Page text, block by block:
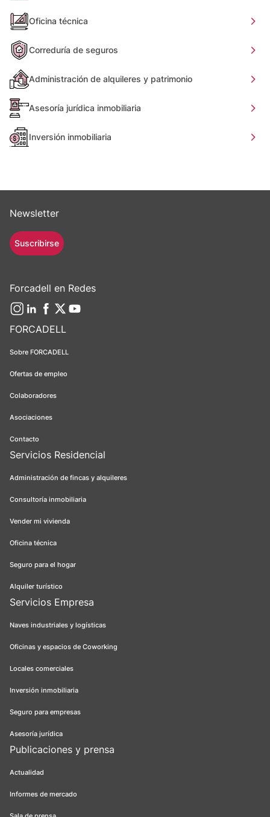
Oficina técnica
Correduría de seguros
Administración de alquileres y patrimonio
Asesoría jurídica inmobiliaria
Inversión inmobiliaria
FORCADELL
Sobre FORCADELL
Ofertas de empleo
Colaboradores
Asociaciones
Contacto
Servicios Residencial
Administración de fincas y alquileres
Consultoría inmobiliaria
Vender mi vivienda
Oficina técnica
Seguro para el hogar
Alquiler turístico
Servicios Empresa
Naves industriales y logísticas
Oficinas y espacios de Coworking
Locales comerciales
Inversión inmobiliaria
Seguro para empresas
Asesoría jurídica
Publicaciones y prensa
Actualidad
Informes de mercado
Newsletter
Suscribirse
Forcadell en Redes